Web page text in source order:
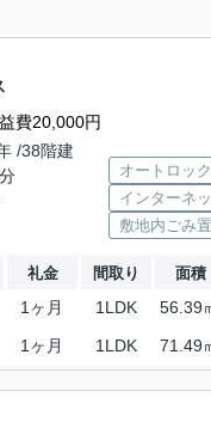
費20,000円
/38階建
オートロック
インターネ
敷地内ごみ
礼金 間取り 面積
1ヶ月 1LDK 56.39
1ヶ月 1LDK 71.49